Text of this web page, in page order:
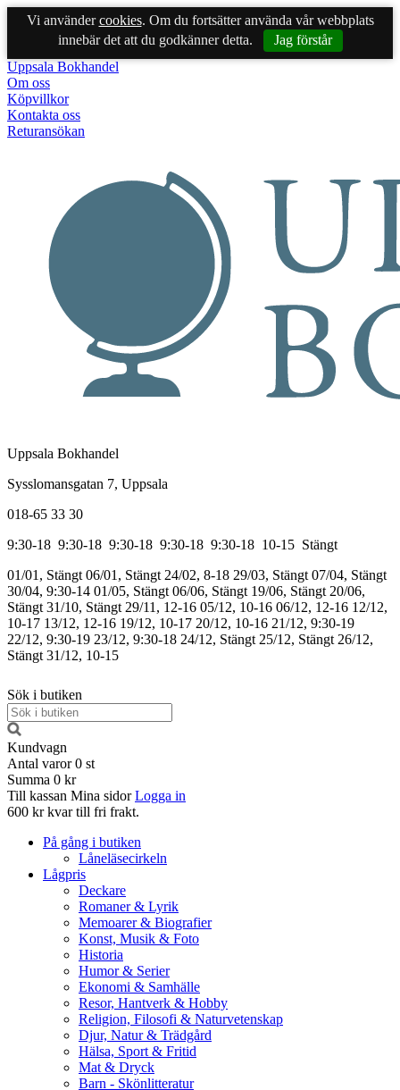
Vi användercookies. Om du fortsätter använda vår webbplats
innebär det att du godkänner detta.
Jag förstår
Uppsala Bokhandel
Om oss
Köpvillkor
Kontakta oss
Returansökan
Uppsala Bokhandel
Sysslomansgatan 7, Uppsala
018-65 33 30
9:30-18 9:30-18 9:30-18 9:30-18 9:30-18 10-15 Stängt
01/01, Stängt 06/01, Stängt 24/02, 8-18 29/03, Stängt 07/04, Stängt
30/04, 9:30-14 01/05, Stängt 06/06, Stängt 19/06, Stängt 20/06,
Stängt 31/10, Stängt 29/11, 12-16 05/12, 10-16 06/12, 12-16 12/12,
10-17 13/12, 12-16 19/12, 10-17 20/12, 10-16 21/12, 9:30-19
22/12, 9:30-19 23/12, 9:30-18 24/12, Stängt 25/12, Stängt 26/12,
Stängt 31/12, 10-15
Sök i butiken
Kundvagn
Antal varor 0 st
Summa 0 kr
Till kassan Mina sidor Logga in
600 kr kvar till fri frakt.
På gång i butiken
Låneläsecirkeln
Lågpris
Deckare
Romaner & Lyrik
Memoarer & Biografier
Konst, Musik & Foto
Historia
Humor & Serier
Ekonomi & Samhälle
Resor, Hantverk & Hobby
Religion, Filosofi & Naturvetenskap
Djur, Natur & Trädgård
Hälsa, Sport & Fritid
Mat & Dryck
Barn - Skönlitteratur